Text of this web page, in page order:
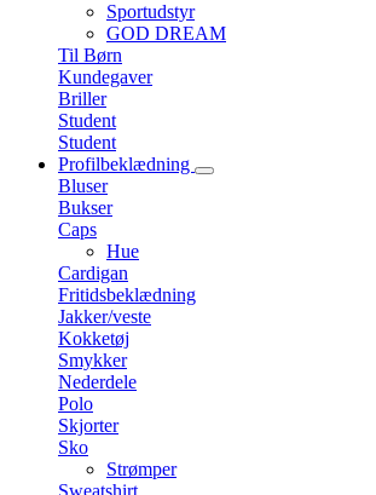
Sportudstyr
GOD DREAM
Til Børn
Kundegaver
Briller
Student
Student
Profilbeklædning
Bluser
Bukser
Caps
Hue
Cardigan
Fritidsbeklædning
Jakker/veste
Kokketøj
Smykker
Nederdele
Polo
Skjorter
Sko
Strømper
Sweatshirt